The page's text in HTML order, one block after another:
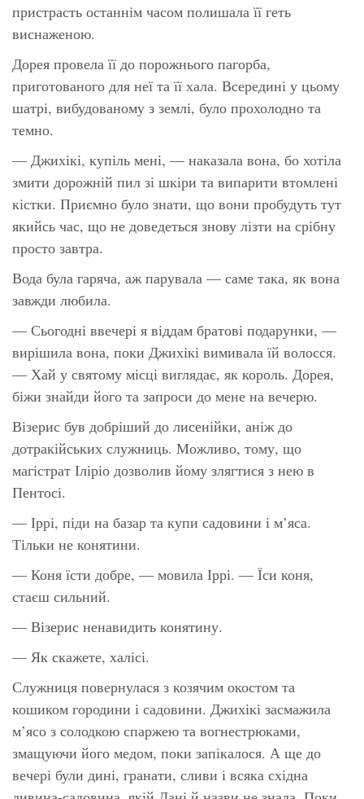
пристрасть останнім часом полишала її геть
виснаженою.
Дорея провела її до порожнього пагорба,
приготованого для неї та її хала. Всередині у цьому
шатрі, вибудованому з землі, було прохолодно та
темно.
— Джихікі, купіль мені, — наказала вона, бо хотіла
змити дорожній пил зі шкіри та випарити втомлені
кістки. Приємно було знати, що вони пробудуть тут
якийсь час, що не доведеться знову лізти на срібну
просто завтра.
Вода була гаряча, аж парувала — саме така, як вона
завжди любила.
— Сьогодні ввечері я віддам братові подарунки, —
вирішила вона, поки Джихікі вимивала їй волосся.
— Хай у святому місці виглядає, як король. Дорея,
біжи знайди його та запроси до мене на вечерю.
Візерис був добріший до лисенійки, аніж до
дотракійських служниць. Можливо, тому, що
магістрат Іліріо дозволив йому злягтися з нею в
Пентосі.
— Іррі, піди на базар та купи садовини і м’яса.
Тільки не конятини.
— Коня їсти добре, — мовила Іррі. — Їси коня,
стаєш сильний.
— Візерис ненавидить конятину.
— Як скажете, халісі.
Служниця повернулася з козячим окостом та
кошиком городини і садовини. Джихікі засмажила
м’ясо з солодкою спаржею та вогнестрюками,
змащуючи його медом, поки запікалося. А ще до
вечері були дині, гранати, сливи і всяка східна